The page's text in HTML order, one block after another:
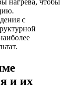
нагрева, чтобы
с
и их